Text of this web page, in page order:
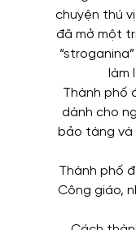
chuyện thú
đã mở một
làm
Thành phố
dành cho
bảo tàng và
Thành phố
Công giáo,